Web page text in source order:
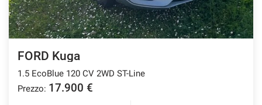
FORD Kuga
1.5 EcoBlue 120 CV 2WD ST-Line
Prezzo: 17.900 €